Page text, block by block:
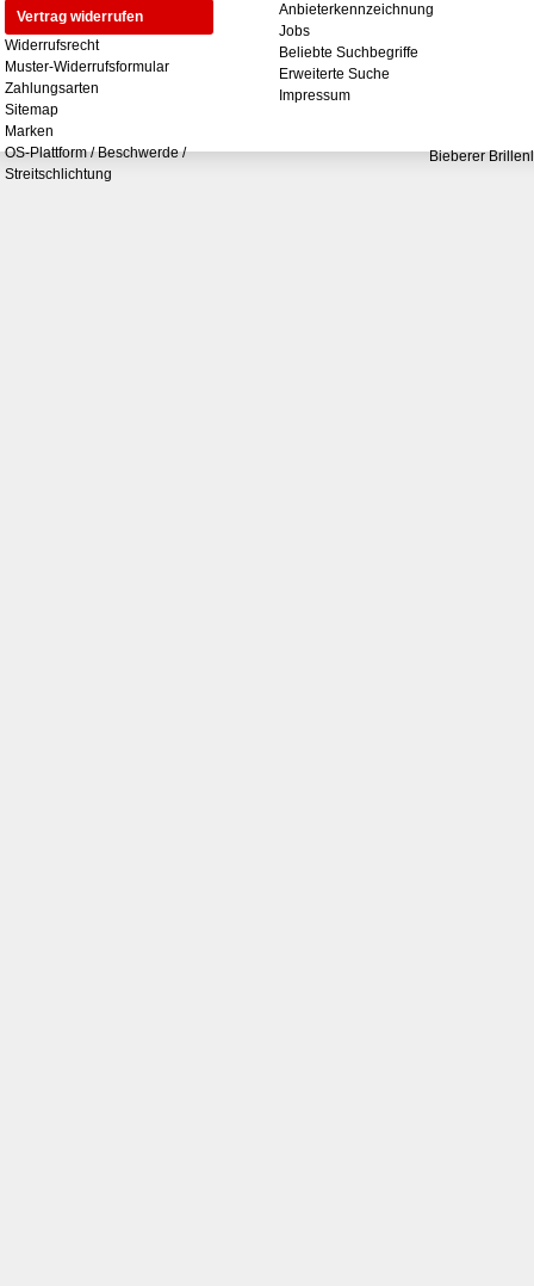
Vertrag widerrufen
Widerrufsrecht
Muster-Widerrufsformular
Zahlungsarten
Sitemap
Marken
OS-Plattform / Beschwerde /
Streitschlichtung
Anbieterkennzeichnung
Jobs
Beliebte Suchbegriffe
Erweiterte Suche
Impressum
Bieberer